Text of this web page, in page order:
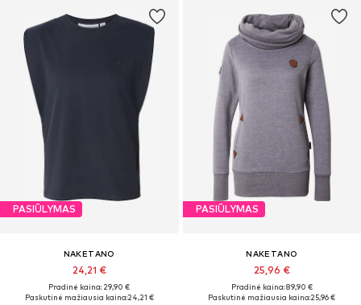
PASIŪLYMAS
NAKETANO
24,21 €
Pradinė kaina: 29,90 €
Paskutinė mažiausia kaina:24,21 €
PASIŪLYMAS
NAKETANO
25,96 €
Pradinė kaina: 89,90 €
Paskutinė mažiausia kaina:25,96 €